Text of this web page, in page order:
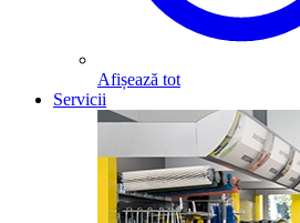
Afișează tot
Servicii